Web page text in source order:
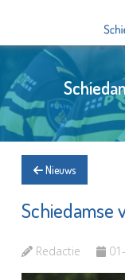
Nieuws
Schiedamse
Redactie